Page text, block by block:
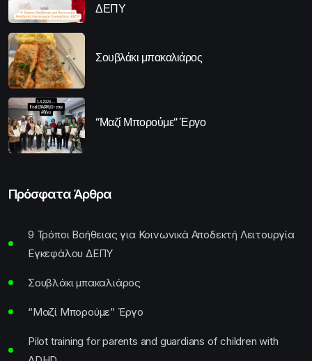
ΔΕΠΥ
Σουβλάκι μπακαλιάρος
“Μαζί Μπορούμε” Έργο
Πρόσφατα Άρθρα
9 Τρόποι Βοήθειας για Κοινωνικά Αποδεκτή Λειτουργία
Εγκεφάλου ΔΕΠΥ
Σουβλάκι μπακαλιάρος
“Μαζί Μπορούμε” Έργο
Pilot training for parents and guardians of children with